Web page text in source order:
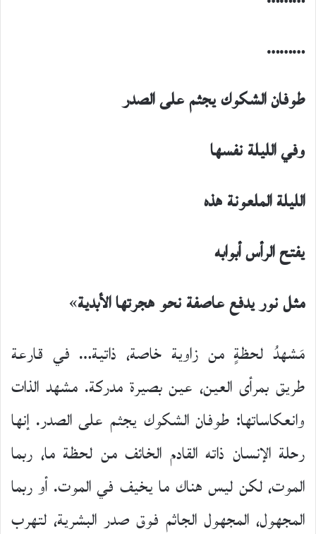
………
طوفان الشكوك يجثم على الصدر
وفي الليلة نفسها
الليلة الملعونة هذه
يفتح الرأس أبوابه
مثل نور يدفع عاصفة نحو هجرتها الأبدية»
مَشهدُ لحظةٍ من زاوية خاصة، ذاتية… في قارعة
طريق بمرأى العين، عين بصيرة مدركة. مشهد الذات
وانعكاساتها: طوفان الشكوك يجثم على الصدر. إنها
رحلة الإنسان ذاته القادم الخائف من لحظة ما، ربما
الموت، لكن ليس هناك ما يخيف في الموت. أو ربما
المجهول، المجهول الجاثم فوق صدر البشرية، لتهرب